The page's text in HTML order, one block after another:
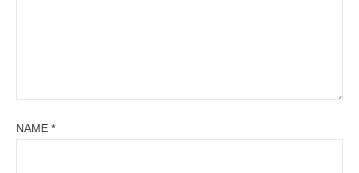
NAME *